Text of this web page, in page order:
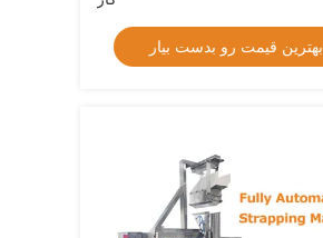
بهترین قیمت رو بدست بیار